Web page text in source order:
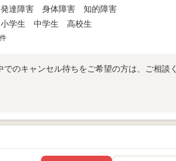
発達障害 身体障害 知的障害
小学生 中学生 高校生
件
のキャンセル待ちをご希望の方は、ご相談く